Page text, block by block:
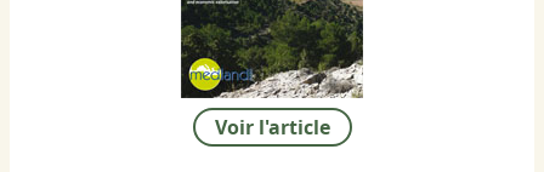
Voir l'article